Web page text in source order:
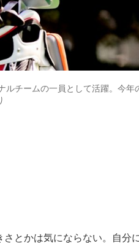
ルチームの一員として活躍。今年
さとかは気にならない。自分